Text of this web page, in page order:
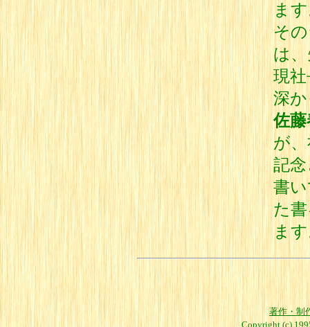
ま
そ
は
現
深
佐
が
記
書
た
ま
著作・制
Copyright (c)